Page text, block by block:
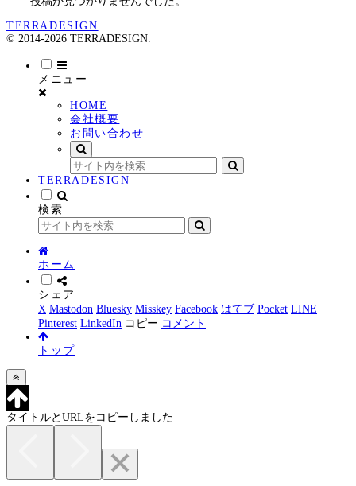
TERRADESIGN
© 2014-2026 TERRADESIGN.
メニュー
HOME
会社概要
お問い合わせ
TERRADESIGN
検索
ホーム
シェア
X Mastodon Bluesky Misskey Facebook はてブ Pocket LINE
Pinterest LinkedIn コピー コメント
トップ
タイトルとURLをコピーしました